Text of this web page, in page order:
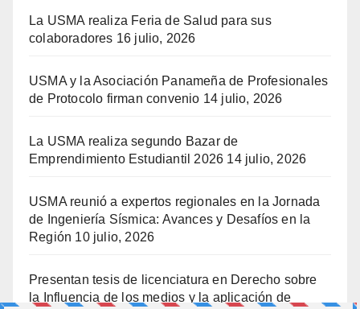
La USMA realiza Feria de Salud para sus
colaboradores 16 julio, 2026
USMA y la Asociación Panameña de Profesionales
de Protocolo firman convenio 14 julio, 2026
La USMA realiza segundo Bazar de
Emprendimiento Estudiantil 2026 14 julio, 2026
USMA reunió a expertos regionales en la Jornada
de Ingeniería Sísmica: Avances y Desafíos en la
Región 10 julio, 2026
Presentan tesis de licenciatura en Derecho sobre
la Influencia de los medios y la aplicación de